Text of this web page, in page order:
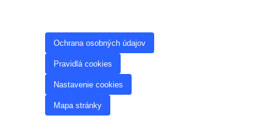
Ochrana osobných údajov
Pravidlá cookies
Nastavenie cookies
Mapa stránky